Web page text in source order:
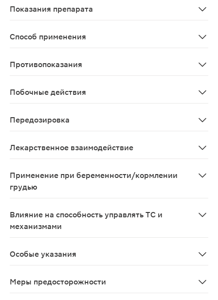
Показания препарата
Способ применения
Противопоказания
Побочные действия
Передозировка
Лекарственное взаимодействие
Применение при беременности/кормлении
грудью
Влияние на способность управлять ТС и
механизмами
Особые указания
Меры предосторожности